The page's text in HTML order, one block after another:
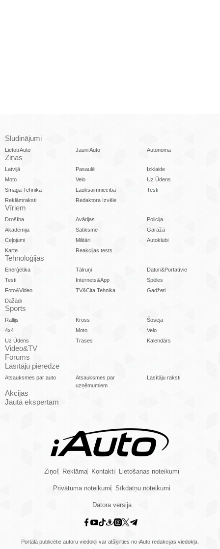
Sludinājumi
Lietoti Auto Jauni Auto Autonoma
Ziņas
Latvijā Pasaulē
Izklaide
Moto
Velo
Uz Ūdens
Smagā Tehnika
Lauksaimniecība
Testi
Reklāmraksti
Redaktora Izvēle
Vīriem
Drošība Avārijas
Policija
Akadēmija
Satiksme
Garāžā
Ceļojumi
Militāri
Autoklubi
Karte
Reakcijas tests
Tehnoloģijas
Enerģētika Tālruņi
Datori&Portatīvie
Testi
Internets&App
Spēles
Foto&Video
TV&Cita Tehnika
Gadžeti
Dažādi
Sports
Rallijs Kross
Šoseja
4x4
Moto
Velo
Uz Ūdens
Trases Kalendārs
Video&TV
Forums
Lasītāju pieredze
Atsauksmes par auto
Atsauksmes par
uzņēmumiem
Lasītāju raksti
Akcijas
Jautā ekspertam
Ziņo! Reklāma Kontakti Lietošanas noteikumi
Privātuma noteikumi Sīkdatņu noteikumi
Datora versija
Portālā publicētie autoru viedokļi var atšķirties no iAuto redakcijas viedokļa.